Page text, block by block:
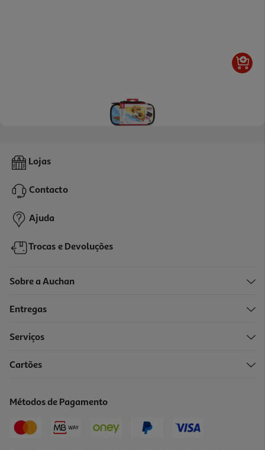
Bolsa Viagem Nintendo Switch Donkey Kong
24,99 €
Lojas
Contacto
Ajuda
Trocas e Devoluções
Sobre a Auchan
Entregas
Serviços
Cartões
Métodos de Pagamento